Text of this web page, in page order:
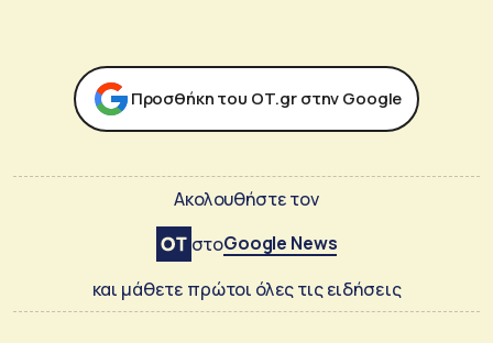
Προσθήκη του ΟΤ.gr στην Google
Ακολουθήστε τον
στοGoogle News
και μάθετε πρώτοι όλες τις ειδήσεις